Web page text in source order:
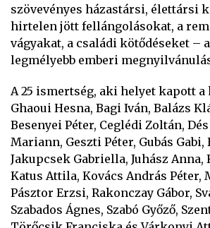
szövevényes házastársi, élettársi
hirtelen jött fellángolásokat, a
vágyakat, a családi kötődéseket –
legmélyebb emberi
A 25 ismertség, aki helyet kapott a
Ghaoui Hesna, Bagi Iván, Balázs
Besenyei Péter, Ceglédi Zoltán,
Mariann, Geszti Péter, Gubás Gabi,
Jakupcsek Gabriella, Juhász Anna,
Katus Attila, Kovács András Péter,
Pásztor Erzsi, Rakonczay Gábor,
Szabados Ágnes, Szabó Győző,